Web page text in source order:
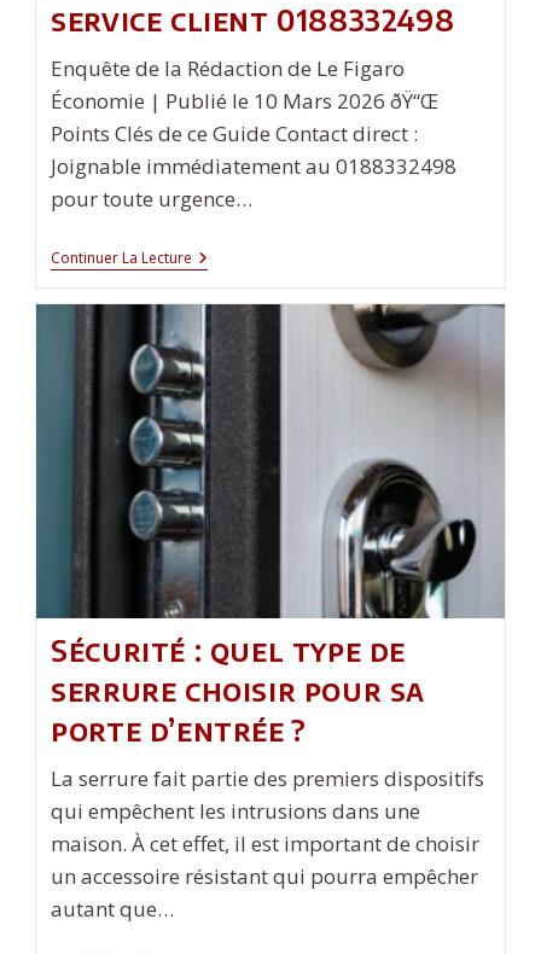
service client 0188332498
Enquête de la Rédaction de Le Figaro
Économie | Publié le 10 Mars 2026 ðŸ“Œ
Points Clés de ce Guide Contact direct :
Joignable immédiatement au 0188332498
pour toute urgence…
Continuer La Lecture N26
BANK
Appeler
Service
Client
0188332498
Sécurité : quel type de
serrure choisir pour sa
porte d’entrée ?
La serrure fait partie des premiers dispositifs
qui empêchent les intrusions dans une
maison. À cet effet, il est important de choisir
un accessoire résistant qui pourra empêcher
autant que…